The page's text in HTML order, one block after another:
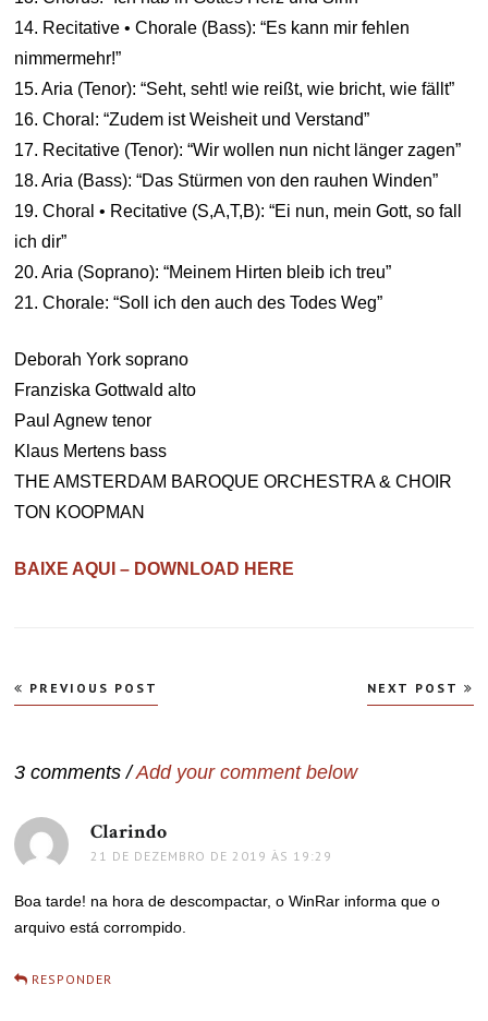
14. Recitative • Chorale (Bass): “Es kann mir fehlen
nimmermehr!”
15. Aria (Tenor): “Seht, seht! wie reißt, wie bricht, wie fällt”
16. Choral: “Zudem ist Weisheit und Verstand”
17. Recitative (Tenor): “Wir wollen nun nicht länger zagen”
18. Aria (Bass): “Das Stürmen von den rauhen Winden”
19. Choral • Recitative (S,A,T,B): “Ei nun, mein Gott, so fall
ich dir”
20. Aria (Soprano): “Meinem Hirten bleib ich treu”
21. Chorale: “Soll ich den auch des Todes Weg”
Deborah York soprano
Franziska Gottwald alto
Paul Agnew tenor
Klaus Mertens bass
THE AMSTERDAM BAROQUE ORCHESTRA & CHOIR
TON KOOPMAN
BAIXE AQUI – DOWNLOAD HERE
Navegação
de
PREVIOUS POST NEXT POST
3 comments /Add your comment below
Clarindo
21 DE DEZEMBRO DE 2019 ÀS 19:29
Boa tarde! na hora de descompactar, o WinRar informa que o
arquivo está corrompido.
RESPONDER